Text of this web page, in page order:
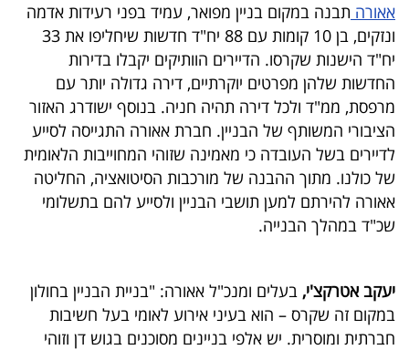
תיירות
TOP-
5
המילון
הכלכלי
פודקאסט
UNDER
40
אאורה תבנה במקום בניין מפואר, עמיד בפני רעידות אדמה
ונזקים, בן 10 קומות עם 88 יח"ד חדשות שיחליפו את 33
יח"ד הישנות שקרסו. הדיירים הוותיקים יקבלו בדירות
החדשות שלהן מפרטים יוקרתיים, דירה גדולה יותר עם
מרפסת, ממ"ד ולכל דירה תהיה חניה. בנוסף ישודרג האזור
הציבורי המשותף של הבניין. חברת אאורה התגייסה לסייע
לדיירים בשל העובדה כי מאמינה שזוהי המחוייבות הלאומית
של כולנו. מתוך ההבנה של מורכבות הסיטואציה, החליטה
אאורה להירתם למען תושבי הבניין ולסייע להם בתשלומי
שכ"ד במהלך הבנייה.
יעקב אטרקצ'י, בעלים ומנכ"ל אאורה: "בניית הבניין בחולון
במקום זה שקרס – הוא בעיני אירוע לאומי בעל חשיבות
חברתית ומוסרית. יש אלפי בניינים מסוכנים בגוש דן וזוהי